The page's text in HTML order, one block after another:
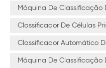
Máquina De Classificação
Classificador De Células
Classificador Automático
Máquina De Classificação